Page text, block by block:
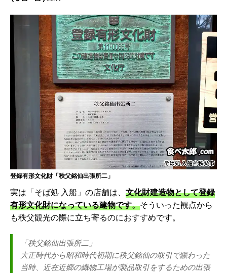
登録有形文化財「秩父銘仙出張所二」
実は「そば処 入船」の店舗は、 文化財建造物として登録
有形文化財になっている建物です。そういった観点から
も秩父観光の際に立ち寄るのにおすすめです。
「秩父銘仙出張所二」
大正時代から昭和時代初期に秩父銘仙の取引で賑わった
当時、近在近郷の織物工場が製品取引をするための出張